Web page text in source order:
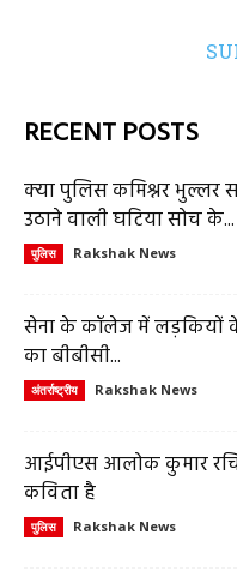
RECENT POSTS
क्या पुलिस कमिश्नर भुल्लर
उठाने वाली घटिया सोच के...
पुलिस Rakshak News
सेना के कॉलेज में लड़कियों
का बीबीसी...
अंतर्राष्ट्रीय Rakshak News
आईपीएस आलोक कुमार
कविता है
पुलिस Rakshak News